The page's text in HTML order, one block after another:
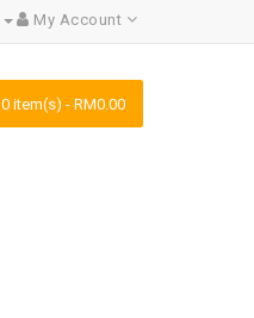
My Account
0 item(s) - RM0.00